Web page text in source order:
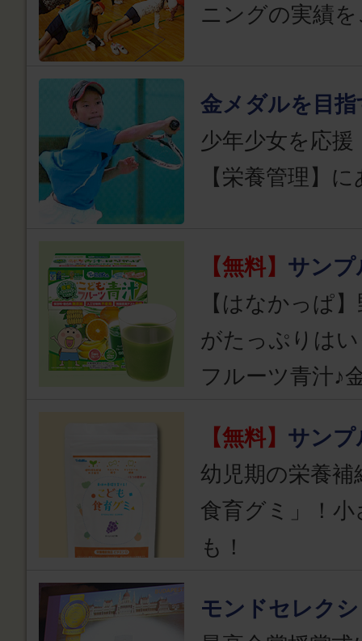
ニングの実績
金メダルを目指
少年少女を応
【栄養管理】
【無料】 サンプ
【はなかっぱ
がたっぷりは
フルーツ青汁♪
【無料】 サンプ
幼児期の栄養
食育グミ」！
も！
モンドセレク